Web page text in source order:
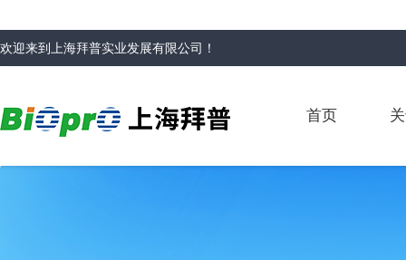
欢迎来到 上海拜普实业发展有限公司 ！
首页